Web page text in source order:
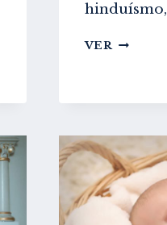
hinduísmo,
VER YOGA
MENTE